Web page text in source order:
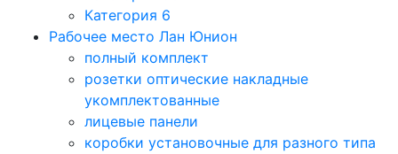
Категория 6
Рабочее место Лан Юнион
полный комплект
розетки оптические накладные
укомплектованные
лицевые панели
коробки установочные для разного типа